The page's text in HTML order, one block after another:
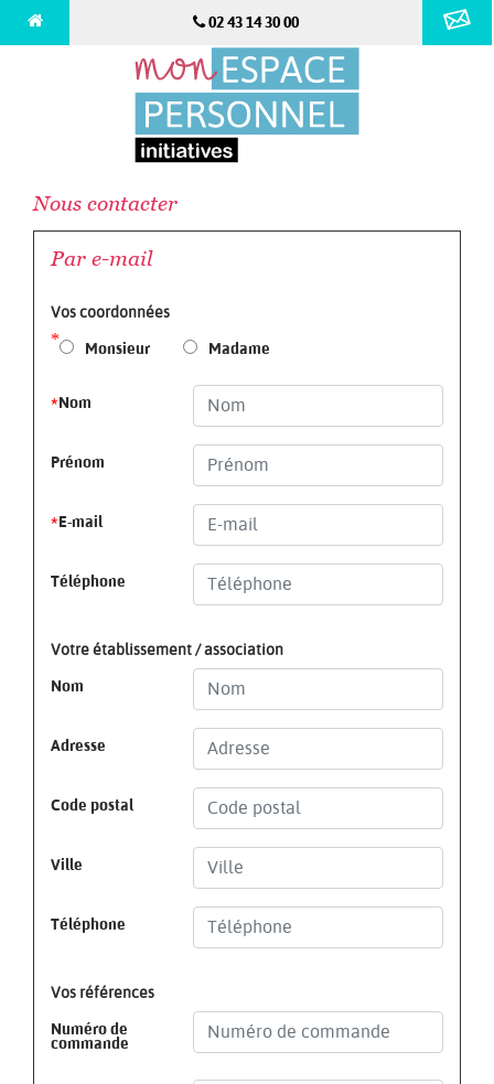
Nous contacter
Par e-mail
Vos coordonnées
* Monsieur Madame
*Nom
Prénom
*E-mail
Téléphone
Votre établissement / association
Nom
Adresse
Code postal
Ville
Téléphone
Vos références
Numéro de
commande
02 43 14 30 00